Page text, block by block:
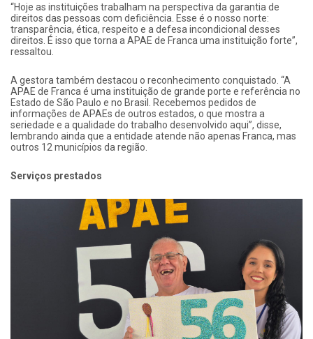
“Hoje as instituições trabalham na perspectiva da garantia de
direitos das pessoas com deficiência. Esse é o nosso norte:
transparência, ética, respeito e a defesa incondicional desses
direitos. É isso que torna a APAE de Franca uma instituição forte”,
ressaltou.
A gestora também destacou o reconhecimento conquistado. “A
APAE de Franca é uma instituição de grande porte e referência no
Estado de São Paulo e no Brasil. Recebemos pedidos de
informações de APAEs de outros estados, o que mostra a
seriedade e a qualidade do trabalho desenvolvido aqui”, disse,
lembrando ainda que a entidade atende não apenas Franca, mas
outros 12 municípios da região.
Serviços prestados